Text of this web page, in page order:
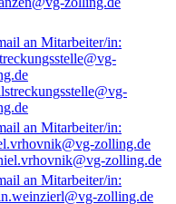
zolling.de